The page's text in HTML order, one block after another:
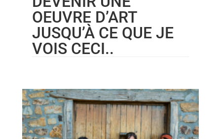
OEUVRE D’ART
JUSQU’À CE QUE JE
VOIS CECI..